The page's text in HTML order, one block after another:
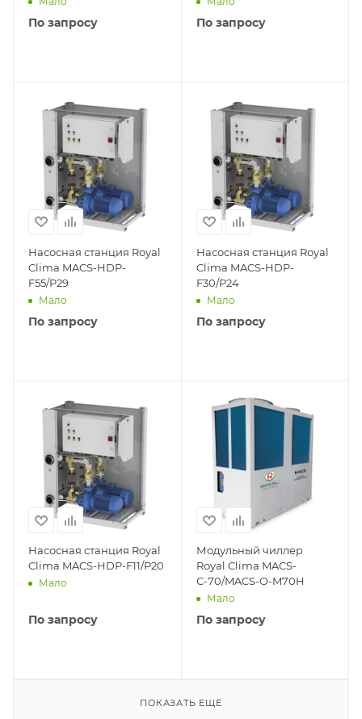
По запросу По запросу
Насосная станция Royal
Clima MACS-HDP-
F55/P29
Мало
По запросу
Насосная станция Royal
Clima MACS-HDP-
F30/P24
Мало
По запросу
Насосная станция Royal
Clima MACS-HDP-F11/P20
Мало
По запросу
Модульный чиллер
Royal Clima MACS-
С-70/MACS-O-M70H
Мало
По запросу
ПОКАЗАТЬ ЕЩЕ